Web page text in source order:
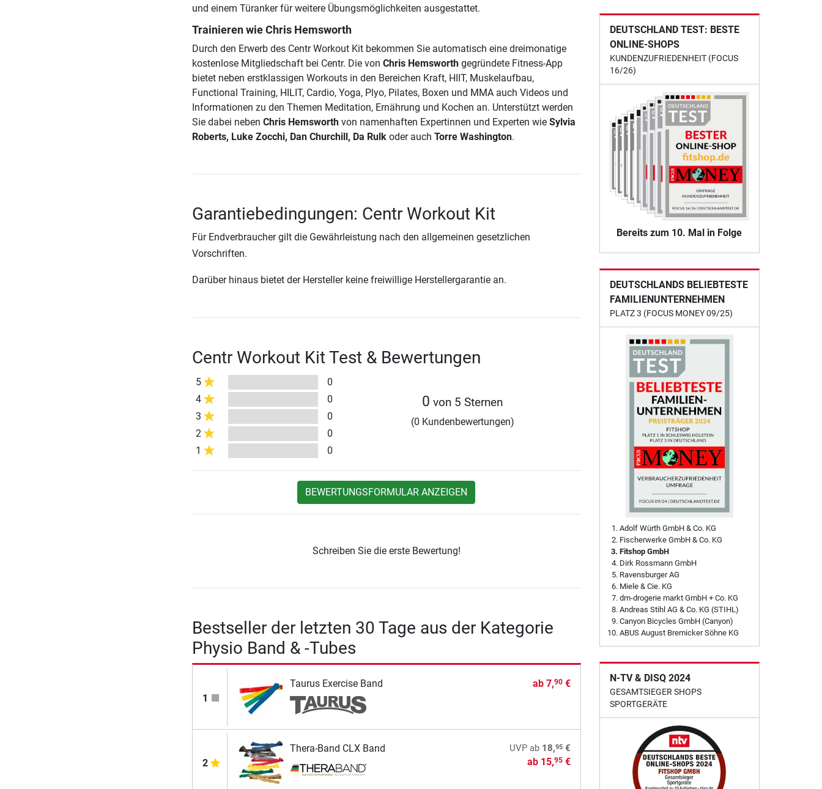
und einem Türanker für weitere Übungsmöglichkeiten ausgestattet.
Trainieren wie Chris Hemsworth
Durch den Erwerb des Centr Workout Kit bekommen Sie automatisch eine dreimonatige
kostenlose Mitgliedschaft bei Centr. Die von Chris Hemsworthgegründete Fitness-App
bietet neben erstklassigen Workouts in den Bereichen Kraft, HIIT, Muskelaufbau,
Functional Training, HILIT, Cardio, Yoga, Plyo, Pilates, Boxen und MMA auch Videos und
Informationen zu den Themen Meditation, Ernährung und Kochen an. Unterstützt werden
Sie dabei neben Chris Hemsworthvon namenhaften Expertinnen und Experten wie Sylvia
Roberts, Luke Zocchi, Dan Churchill, Da Rulkoder auch Torre Washington.
Garantiebedingungen: Centr Workout Kit
Für Endverbraucher gilt die Gewährleistung nach den allgemeinen gesetzlichen
Vorschriften.
Darüber hinaus bietet der Hersteller keine freiwillige Herstellergarantie an.
Centr Workout Kit Test & Bewertungen
5
0
4
0
3
0
2
0
1
0
0 von 5 Sternen
(0 Kundenbewertungen)
BEWERTUNGSFORMULAR ANZEIGEN
Schreiben Sie die erste Bewertung!
Bestseller der letzten 30 Tage aus der Kategorie
Physio Band & -Tubes
1
Taurus Exercise Band ab7,90 €
2
Thera-Band CLX Band UVP ab 18,95 €
ab 15,95 €
DEUTSCHLAND TEST: BESTE
ONLINE-SHOPS
KUNDENZUFRIEDENHEIT (FOCUS
16/26)
Bereits zum 10. Mal in Folge
DEUTSCHLANDS BELIEBTESTE
FAMILIENUNTERNEHMEN
PLATZ 3 (FOCUS MONEY 09/25)
Adolf Würth GmbH & Co. KG
Fischerwerke GmbH & Co. KG
Fitshop GmbH
Dirk Rossmann GmbH
Ravensburger AG
Miele & Cie. KG
dm-drogerie markt GmbH + Co. KG
Andreas Stihl AG & Co. KG (STIHL)
Canyon Bicycles GmbH (Canyon)
ABUS August Bremicker Söhne KG
N-TV & DISQ 2024
GESAMTSIEGER SHOPS
SPORTGERÄTE